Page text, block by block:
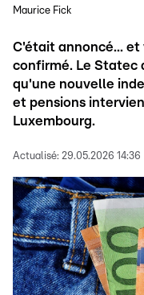
Maurice Fick
C'était annoncé...
confirmé. Le Statec
qu'une nouvelle
et pensions
Luxembourg.
Actualisé: 29.05.2026 14:36